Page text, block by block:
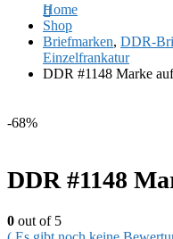
Home
Shop
Briefmarken, DDR-
Einzelfrankatur
DDR #1148 Marke
-68%
DDR #1148
0 out of 5